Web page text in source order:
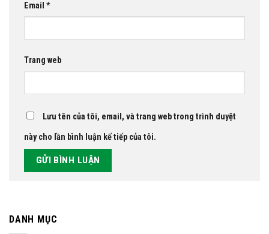
Email *
Trang web
Lưu tên của tôi, email, và trang web trong trình duyệt
này cho lần bình luận kế tiếp của tôi.
DANH MỤC